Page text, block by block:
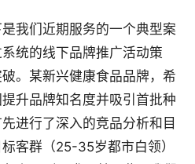
我们近期服务的一个典型案
统的线下品牌推广活动策
。某新兴健康食品品牌，希
升品牌知名度并吸引首批种
进行了深入的竞品分析和目
客群（25-35岁都市白领）